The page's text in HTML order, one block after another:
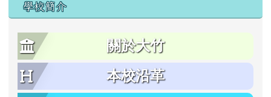
學校簡介
關於大竹
本校沿革